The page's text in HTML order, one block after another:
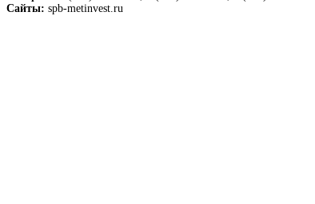
Сайты: spb-metinvest.ru